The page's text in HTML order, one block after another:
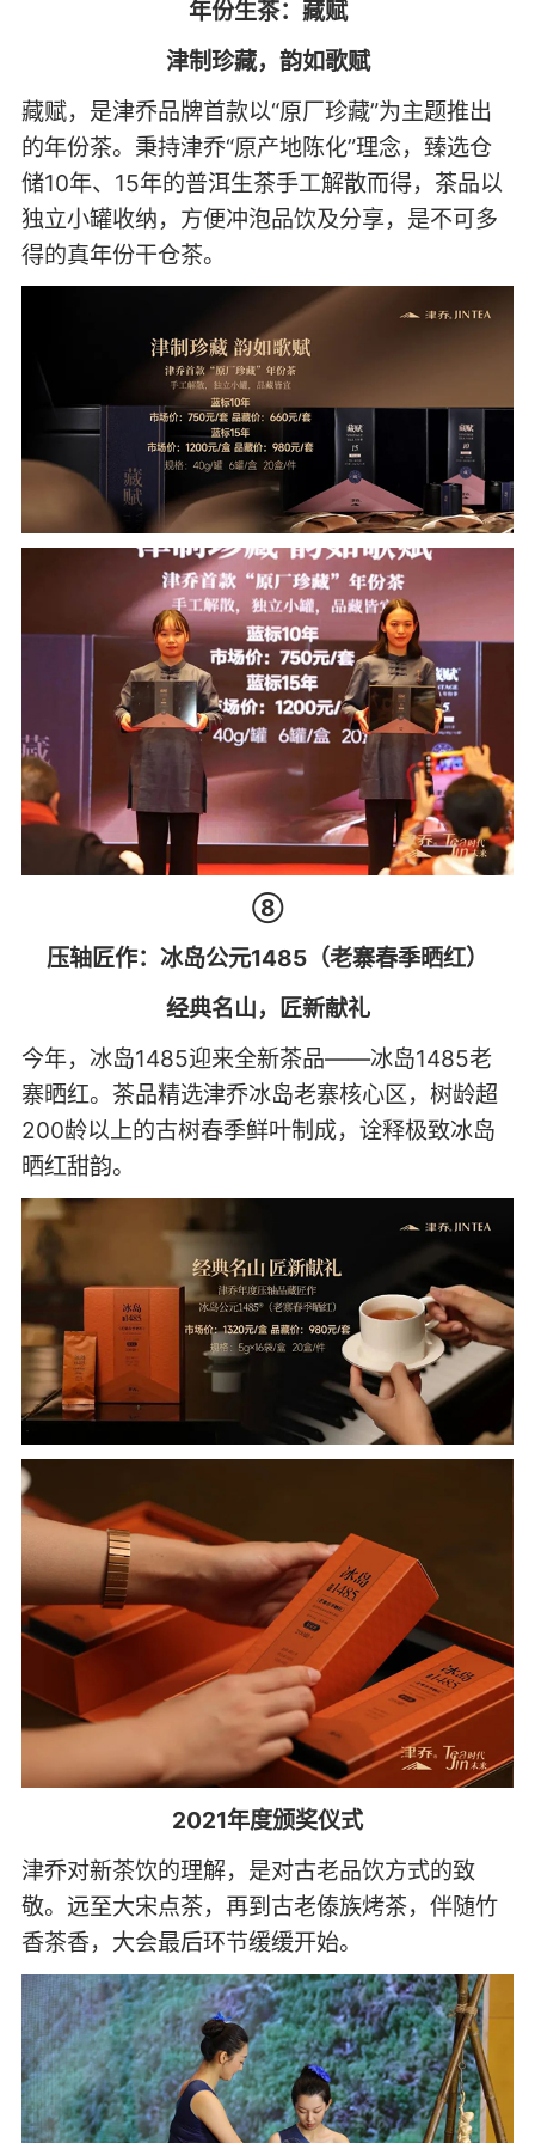
年份生茶：藏赋
津制珍藏，韵如歌赋
藏赋，是津乔品牌首款以“原厂珍藏”为主题推出
的年份茶。秉持津乔“原产地陈化”理念，臻选仓
储10年、15年的普洱生茶手工解散而得，茶品以
独立小罐收纳，方便冲泡品饮及分享，是不可多
得的真年份干仓茶。
⑧
压轴匠作：冰岛公元1485（老寨春季晒红）
经典名山，匠新献礼
今年，冰岛1485迎来全新茶品——冰岛1485老
寨晒红。茶品精选津乔冰岛老寨核心区，树龄超
200龄以上的古树春季鲜叶制成，诠释极致冰岛
晒红甜韵。
2021年度颁奖仪式
津乔对新茶饮的理解，是对古老品饮方式的致
敬。远至大宋点茶，再到古老傣族烤茶，伴随竹
香茶香，大会最后环节缓缓开始。